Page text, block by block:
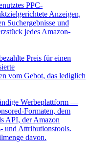
PPC-
Anzeigen,
Suchergebnisse und
jedes Amazon-
Preis für einen
vom Gebot, das lediglich
Werbeplattform —
Formaten, dem
API, der Amazon
und Attributionstools.
davon.